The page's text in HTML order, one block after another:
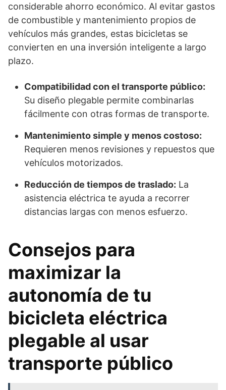
considerable ahorro económico. Al evitar gastos
de combustible y mantenimiento propios de
vehículos más grandes, estas bicicletas se
convierten en una inversión inteligente a largo
plazo.
Compatibilidad con el transporte público:
Su diseño plegable permite combinarlas
fácilmente con otras formas de transporte.
Mantenimiento simple y menos costoso:
Requieren menos revisiones y repuestos que
vehículos motorizados.
Reducción de tiempos de traslado: La
asistencia eléctrica te ayuda a recorrer
distancias largas con menos esfuerzo.
Consejos para
maximizar la
autonomía de tu
bicicleta eléctrica
plegable al usar
transporte público